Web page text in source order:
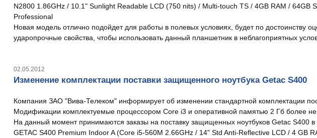
N2800 1.86GHz / 10.1" Sunlight Readable LCD (750 nits) / Multi-touch TS / 4GB RAM /
Professional
Новая модель отлично подойдет для работы в полевых условиях, будет по
ударопрочные свойства, чтобы использовать данный планшетник в неблагоприятных
02.05.2012
Изменение комплектации поставки защищенного ноутбука Getac S400
Компания ЗАО "Вива-Телеком" информирует об изменении стандартной комплектации
Модификации комплектуемые процессором Core i3 и оперативной памятью 2 Гб более не
На данный момент принимаются заказы на поставку защищенных ноутбуков Getac S400 в
GETAC S400 Premium Indoor A (Core i5-560M 2.66GHz / 14" Std Anti-Reflective LCD / 4